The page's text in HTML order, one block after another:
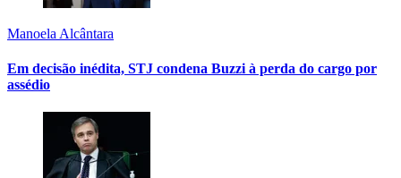
Manoela Alcântara
Em decisão inédita, STJ condena Buzzi à perda do cargo por
assédio